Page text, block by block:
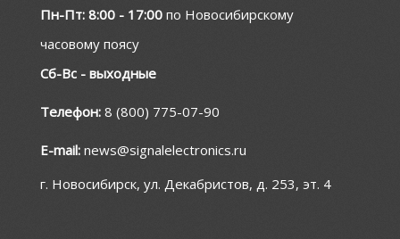
Пн-Пт: 8:00 - 17:00 по Новосибирскому
часовому поясу
Сб-Вс - выходные
Телефон: 8 (800) 775-07-90
E-mail: news@signalelectronics.ru
г. Новосибирск, ул. Декабристов, д. 253, эт. 4